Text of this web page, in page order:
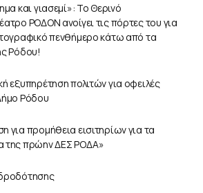
και γιασεμί»: Το Θερινό
ΡΟΔΟΝ ανοίγει τις πόρτες του για
πενθήμερο κάτω από τα
Ρόδου!
εξυπηρέτηση πολιτών για οφειλές
Ρόδου
για προμήθεια εισιτηρίων για τα
της πρώην ΔΕΣ ΡΟΔΑ»